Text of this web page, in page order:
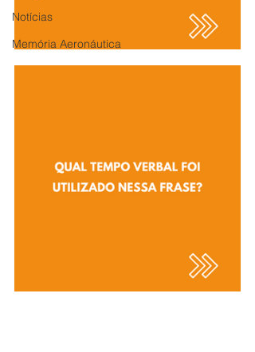
Notícias
Memória Aeronáutica